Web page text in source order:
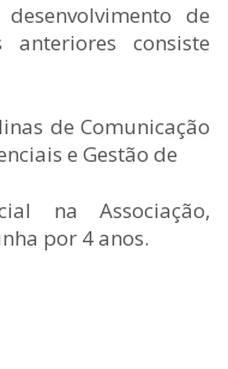
de
anteriores consiste
de Comunicação
e Gestão de
na Associação,
por 4 anos.